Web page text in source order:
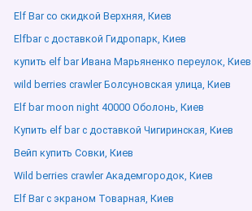
Elf Bar со скидкой Верхняя, Киев
Elfbar с доставкой Гидропарк, Киев
купить elf bar Ивана Марьяненко переулок, Киев
wild berries crawler Болсуновская улица, Киев
Elf bar moon night 40000 Оболонь, Киев
Купить elf bar с доставкой Чигиринская, Киев
Вейп купить Совки, Киев
Wild berries crawler Академгородок, Киев
Elf Bar с экраном Товарная, Киев